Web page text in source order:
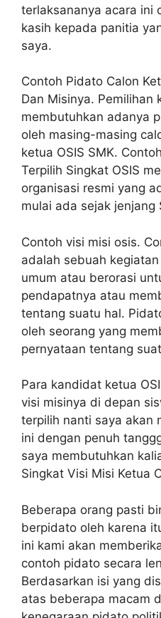
terlaksananya acara ini
kasih kepada panitia
saya.
Contoh Pidato Calon
Dan Misinya. Pemilihan
membutuhkan adanya
oleh masing-masing
ketua OSIS SMK.
Terpilih Singkat OSIS
organisasi resmi yang
mulai ada sejak jenjang
Contoh visi misi osis.
adalah sebuah
umum atau berorasi
pendapatnya atau
tentang suatu hal.
oleh seorang yang
pernyataan tentang
Para kandidat ketua
visi misinya di depan
terpilih nanti saya akan
ini dengan penuh
saya membutuhkan
Singkat Visi Misi Ketua
Beberapa orang pasti
berpidato oleh karena
ini kami akan
contoh pidato secara
Berdasarkan isi yang
atas beberapa macam